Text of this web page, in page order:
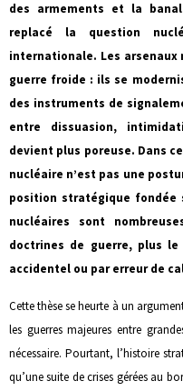
des armements et la
replacé la question
internationale. Les arsenaux
guerre froide : ils se
des instruments de
entre dissuasion,
devient plus poreuse. Dans
nucléaire n’est pas une
position stratégique fondée
nucléaires sont
doctrines de guerre, plus
accidentel ou par erreur de
Cette thèse se heurte à un
les guerres majeures entre
nécessaire. Pourtant, l’histoire
qu’une suite de crises gérées au